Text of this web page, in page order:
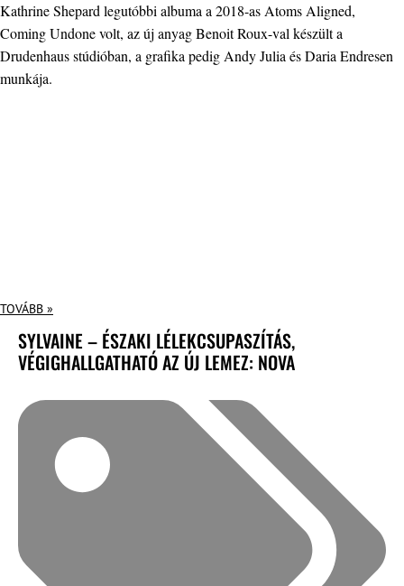
Kathrine Shepard legutóbbi albuma a 2018-as Atoms Aligned,
Coming Undone volt, az új anyag Benoit Roux-val készült a
Drudenhaus stúdióban, a grafika pedig Andy Julia és Daria Endresen
munkája.
TOVÁBB »
SYLVAINE – ÉSZAKI LÉLEKCSUPASZÍTÁS,
VÉGIGHALLGATHATÓ AZ ÚJ LEMEZ: NOVA